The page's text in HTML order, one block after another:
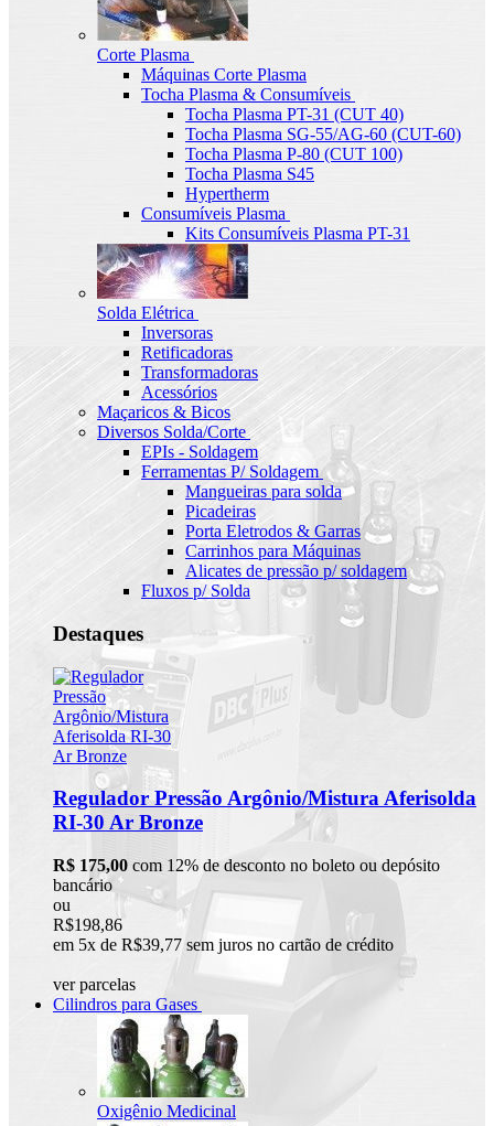
Corte Plasma
Máquinas Corte Plasma
Tocha Plasma & Consumíveis
Tocha Plasma PT-31 (CUT 40)
Tocha Plasma SG-55/AG-60 (CUT-60)
Tocha Plasma P-80 (CUT 100)
Tocha Plasma S45
Hypertherm
Consumíveis Plasma
Kits Consumíveis Plasma PT-31
Solda Elétrica
Inversoras
Retificadoras
Transformadoras
Acessórios
Maçaricos & Bicos
Diversos Solda/Corte
EPIs - Soldagem
Ferramentas P/ Soldagem
Mangueiras para solda
Picadeiras
Porta Eletrodos & Garras
Carrinhos para Máquinas
Alicates de pressão p/ soldagem
Fluxos p/ Solda
Destaques
Regulador Pressão Argônio/Mistura Aferisolda
RI-30 Ar Bronze
R$ 175,00 com 12% de desconto no boleto ou depósito
bancário
ou
R$198,86
em 5x de R$39,77 sem juros no cartão de crédito
ver parcelas
Cilindros para Gases
Oxigênio Medicinal